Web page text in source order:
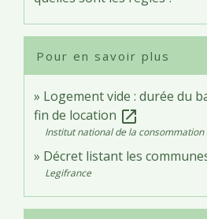
Pour en savoir plus
Logement vide : durée du
fin de location open_in_new
Institut national de la consommation
Décret listant les
Legifrance